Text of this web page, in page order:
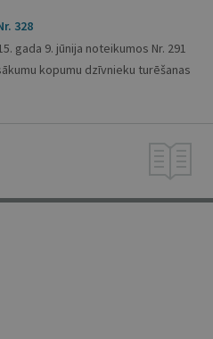
328
gada 9. jūnija noteikumos Nr. 291
kopumu dzīvnieku turēšanas